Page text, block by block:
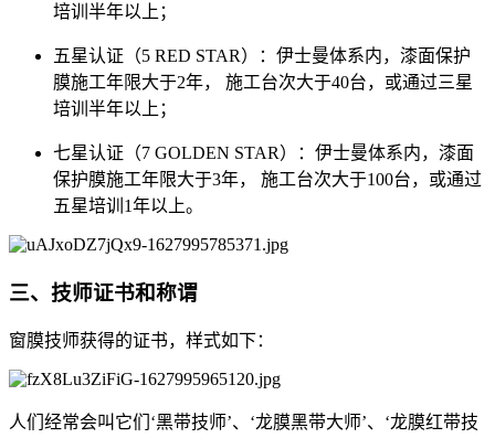
培训半年以上；
五星认证（5 RED STAR）：伊士曼体系内，漆面保护
膜施工年限大于2年， 施工台次大于40台，或通过三星
培训半年以上；
七星认证（7 GOLDEN STAR）：伊士曼体系内，漆面
保护膜施工年限大于3年， 施工台次大于100台，或通过
五星培训1年以上。
三、技师证书和称谓
窗膜技师获得的证书，样式如下：
人们经常会叫它们‘黑带技师’、‘龙膜黑带大师’、‘龙膜红带技